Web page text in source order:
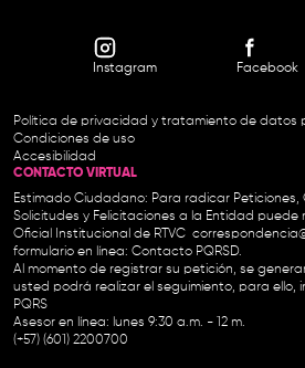
Instagram Facebook
Política de privacidad y tratamiento de datos
Condiciones de uso
Accesibilidad
CONTACTO VIRTUAL
Estimado Ciudadano: Para radicar Peticiones,
Solicitudes y Felicitaciones a la Entidad puede
Oficial Institucional de RTVC
formulario en línea: Contacto PQRSD.
Al momento de registrar su petición, se
usted podrá realizar el seguimiento, para ello,
PQRS
Asesor en línea: lunes 9:30 a.m. - 12 m.
(+57) (601) 2200700